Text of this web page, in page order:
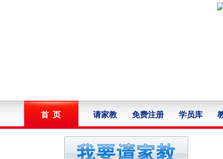
首 页 请家教 免费注册 学员库